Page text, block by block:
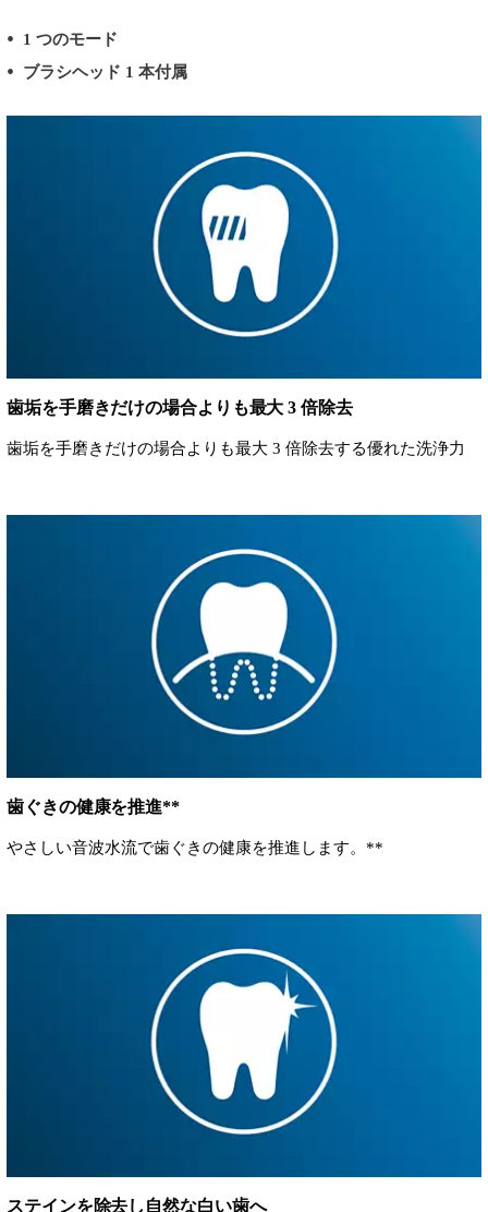
1 つのモード
ブラシヘッド 1 本付属
歯垢を手磨きだけの場合よりも最大 3 倍除去
歯垢を手磨きだけの場合よりも最大 3 倍除去する優れた洗浄力
歯ぐきの健康を推進**
やさしい音波水流で歯ぐきの健康を推進します。**
ステインを除去し自然な白い歯へ